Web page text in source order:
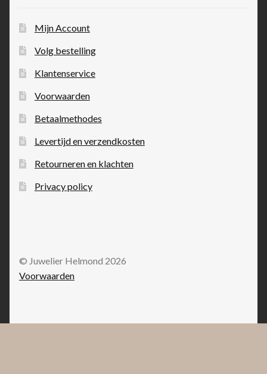
Mijn Account
Volg bestelling
Klantenservice
Voorwaarden
Betaalmethodes
Levertijd en verzendkosten
Retourneren en klachten
Privacy policy
© Juwelier Helmond 2026
Voorwaarden